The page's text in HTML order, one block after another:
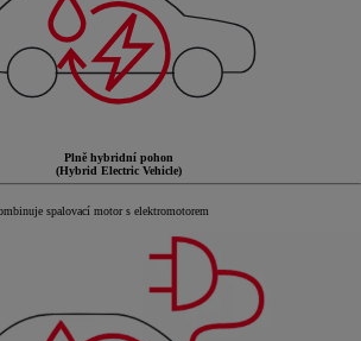
Plně hybridní pohon
(Hybrid Electric Vehicle)
spalovací motor s elektromotorem